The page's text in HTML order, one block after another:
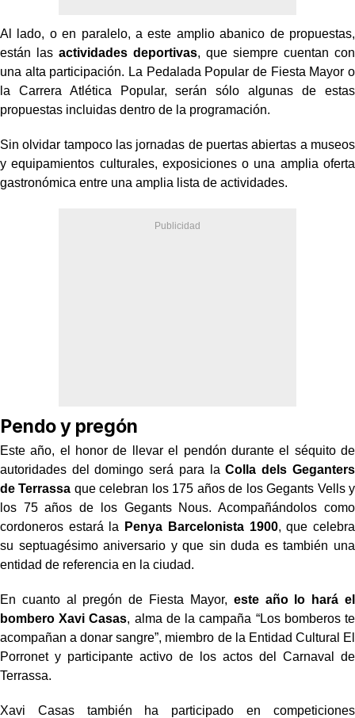
Al lado, o en paralelo, a este amplio abanico de propuestas,
están las actividades deportivas, que siempre cuentan con
una alta participación. La Pedalada Popular de Fiesta Mayor o
la Carrera Atlética Popular, serán sólo algunas de estas
propuestas incluidas dentro de la programación.
Sin olvidar tampoco las jornadas de puertas abiertas a museos
y equipamientos culturales, exposiciones o una amplia oferta
gastronómica entre una amplia lista de actividades.
Pendo y pregón
Este año, el honor de llevar el pendón durante el séquito de
autoridades del domingo será para la Colla dels Geganters
de Terrassa que celebran los 175 años de los Gegants Vells y
los 75 años de los Gegants Nous. Acompañándolos como
cordoneros estará la Penya Barcelonista 1900, que celebra
su septuagésimo aniversario y que sin duda es también una
entidad de referencia en la ciudad.
En cuanto al pregón de Fiesta Mayor, este año lo hará el
bombero Xavi Casas, alma de la campaña “Los bomberos te
acompañan a donar sangre”, miembro de la Entidad Cultural
El
Porronet y participante activo de los actos del Carnaval de
Terrassa.
Xavi Casas también ha participado en competiciones